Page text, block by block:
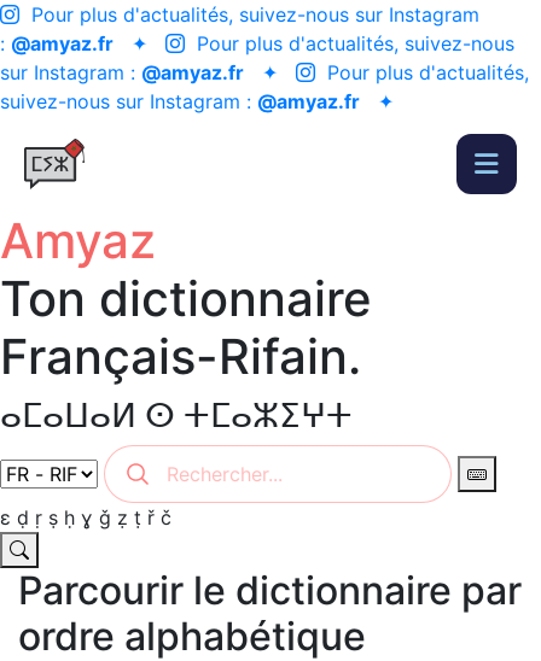
Pour plus d'actualités, suivez-nous sur Instagram
: @amyaz.fr ✦
Pour plus d'actualités, suivez-nous
sur Instagram : @amyaz.fr ✦
Pour plus d'actualités,
suivez-nous sur Instagram : @amyaz.fr ✦
Amyaz
Ton dictionnaire
Français-Rifain.
ⴰⵎⴰⵡⴰⵍ ⵙ ⵜⵎⴰⵣⵉⵖⵜ
ɛ ḍ ṛ ṣ ḥ ɣ ǧ ẓ ṭ ř č
Parcourir le dictionnaire par
ordre alphabétique